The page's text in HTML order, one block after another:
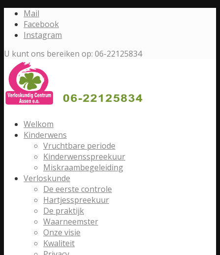
Mail
Facebook
Instagram
U kunt ons bereiken op: 06-22125834
Welkom
Kinderwens
Vruchtbare periode
Kinderwensspreekuur
Miskraambegeleiding
Verloskunde
De eerste controle
Hartjesspreekuur
De praktijk
Waarneemster
Onze visie
Kwaliteit